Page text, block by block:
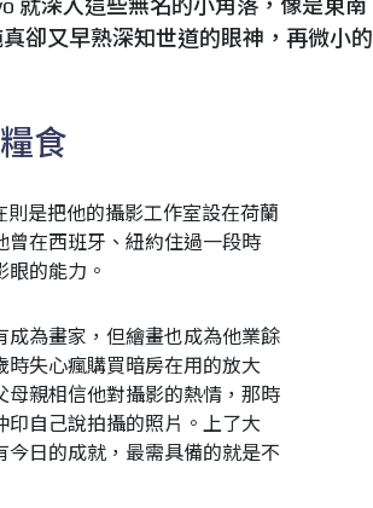
就深入這些無名的小角落，像是東南
卻又早熟深知世道的眼神，再微小的
食
是把他的攝影工作室設在荷蘭
曾在西班牙、紐約住過一段時
的能力。
成為畫家，但繪畫也成為他業餘
失心瘋購買暗房在用的放大
親相信他對攝影的熱情，那時
自己說拍攝的照片。上了大
日的成就，最需具備的就是不